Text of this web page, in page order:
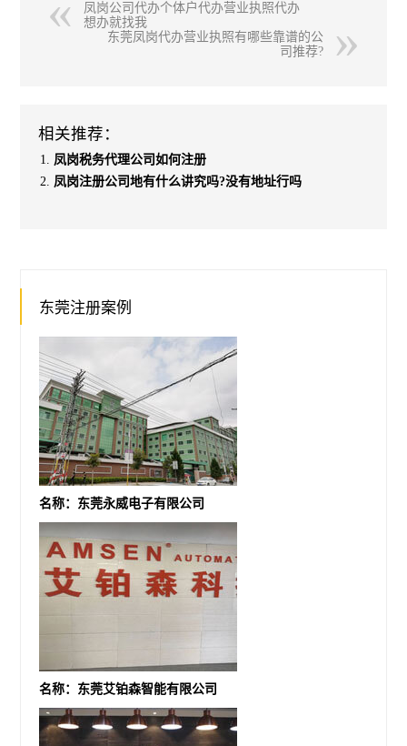
凤岗公司代办个体户代办营业执照代办
想办就找我
东莞凤岗代办营业执照有哪些靠谱的公
司推荐?
相关推荐：
凤岗税务代理公司如何注册
凤岗注册公司地有什么讲究吗?没有地址行吗
东莞注册案例
名称：东莞永威电子有限公司
名称：东莞艾铂森智能有限公司